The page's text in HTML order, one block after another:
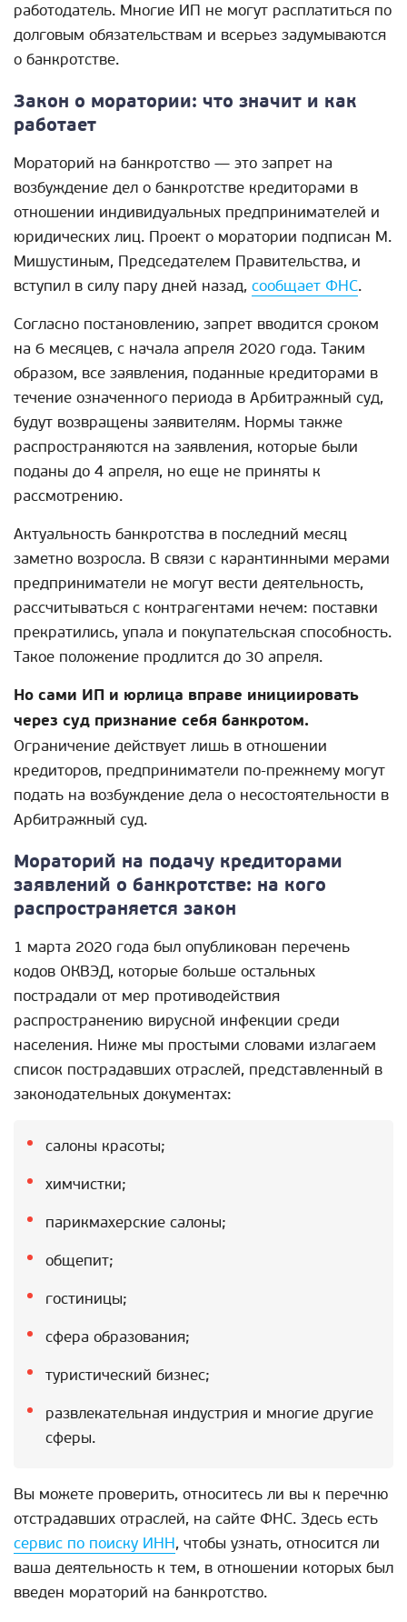
работодатель. Многие ИП не могут расплатиться по
долговым обязательствам и всерьез задумываются
о банкротстве.
Закон о моратории: что значит и как
работает
Мораторий на банкротство — это запрет на
возбуждение дел о банкротстве кредиторами в
отношении индивидуальных предпринимателей и
юридических лиц. Проект о моратории подписан М.
Мишустиным, Председателем Правительства, и
вступил в силу пару дней назад, сообщает ФНС.
Согласно постановлению, запрет вводится сроком
на 6 месяцев, с начала апреля 2020 года. Таким
образом, все заявления, поданные кредиторами в
течение означенного периода в Арбитражный суд,
будут возвращены заявителям. Нормы также
распространяются на заявления, которые были
поданы до 4 апреля, но еще не приняты к
рассмотрению.
Актуальность банкротства в последний месяц
заметно возросла. В связи с карантинными мерами
предприниматели не могут вести деятельность,
рассчитываться с контрагентами нечем: поставки
прекратились, упала и покупательская способность.
Такое положение продлится до 30 апреля.
Но сами ИП и юрлица вправе инициировать
через суд признание себя банкротом.
Ограничение действует лишь в отношении
кредиторов, предприниматели по-прежнему могут
подать на возбуждение дела о несостоятельности в
Арбитражный суд.
Мораторий на подачу кредиторами
заявлений о банкротстве: на кого
распространяется закон
1 марта 2020 года был опубликован перечень
кодов ОКВЭД, которые больше остальных
пострадали от мер противодействия
распространению вирусной инфекции среди
населения. Ниже мы простыми словами излагаем
список пострадавших отраслей, представленный в
законодательных документах:
салоны красоты;
химчистки;
парикмахерские салоны;
общепит;
гостиницы;
сфера образования;
туристический бизнес;
развлекательная индустрия и многие другие
сферы.
Вы можете проверить, относитесь ли вы к перечню
отстрадавших отраслей, на сайте ФНС. Здесь есть
сервис по поиску ИНН, чтобы узнать, относится ли
ваша деятельность к тем, в отношении которых был
введен мораторий на банкротство.